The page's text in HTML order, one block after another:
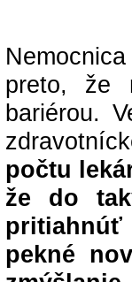
preto, že
bariérou.
počtu
že do
pritiahnúť
pekné